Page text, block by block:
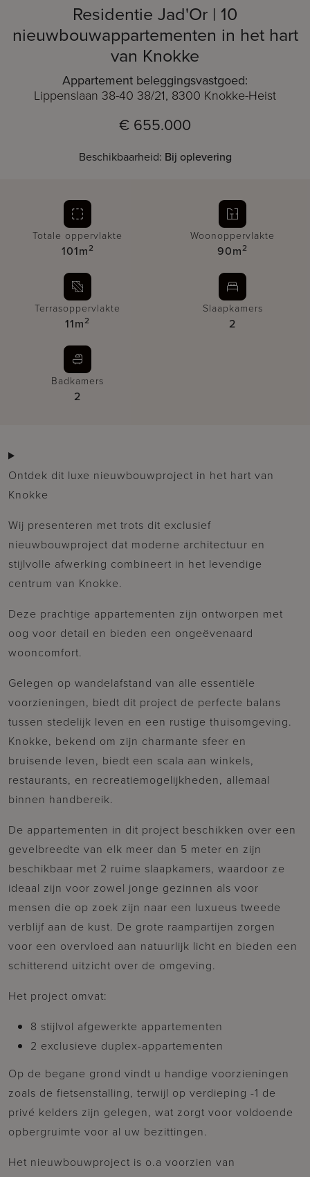
Residentie Jad'Or | 10
nieuwbouwappartementen in het hart
van Knokke
Appartement beleggingsvastgoed:
Lippenslaan 38-40 38/21, 8300 Knokke-Heist
€ 655.000
Beschikbaarheid: Bij oplevering
Totale oppervlakte
101m2
Woonoppervlakte
90m2
Terrasoppervlakte
11m2
Slaapkamers
2
Badkamers
2
Ontdek dit luxe nieuwbouwproject in het hart van
Knokke
Wij presenteren met trots dit exclusief
nieuwbouwproject dat moderne architectuur en
stijlvolle afwerking combineert in het levendige
centrum van Knokke.
Deze prachtige appartementen zijn ontworpen met
oog voor detail en bieden een ongeëvenaard
wooncomfort.
Gelegen op wandelafstand van alle essentiële
voorzieningen, biedt dit project de perfecte balans
tussen stedelijk leven en een rustige thuisomgeving.
Knokke, bekend om zijn charmante sfeer en
bruisende leven, biedt een scala aan winkels,
restaurants, en recreatiemogelijkheden, allemaal
binnen handbereik.
De appartementen in dit project beschikken over een
gevelbreedte van elk meer dan 5 meter en zijn
beschikbaar met 2 ruime slaapkamers, waardoor ze
ideaal zijn voor zowel jonge gezinnen als voor
mensen die op zoek zijn naar een luxueus tweede
verblijf aan de kust. De grote raampartijen zorgen
voor een overvloed aan natuurlijk licht en bieden een
schitterend uitzicht over de omgeving.
Het project omvat:
8 stijlvol afgewerkte appartementen
2 exclusieve duplex-appartementen
Op de begane grond vindt u handige voorzieningen
zoals de fietsenstalling, terwijl op verdieping -1 de
privé kelders zijn gelegen, wat zorgt voor voldoende
opbergruimte voor al uw bezittingen.
Het nieuwbouwproject is o.a voorzien van